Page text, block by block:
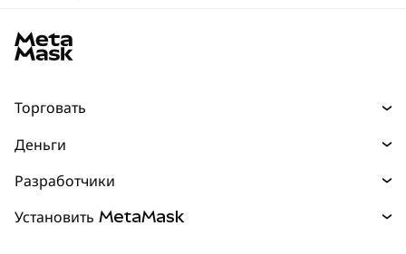
Торговать
Прогнозы
Перпы НОВИНКА
Деньги
mUSD
Разработчики
Установить MetaMask